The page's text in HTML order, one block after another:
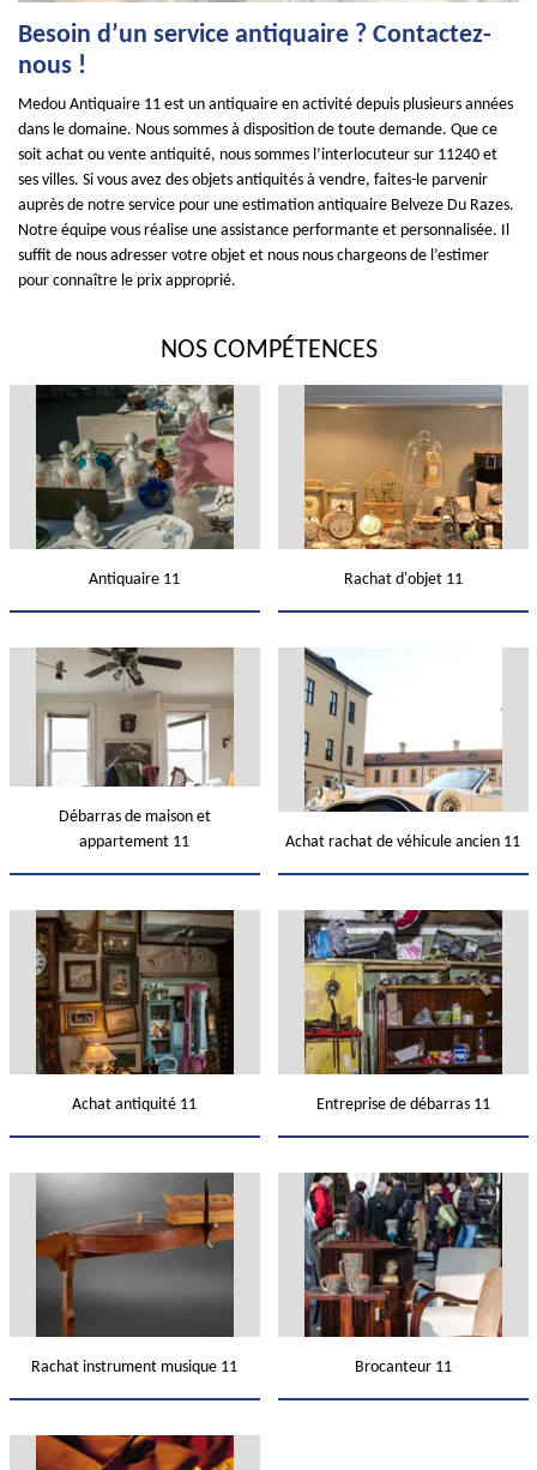
Besoin d’un service antiquaire ? Contactez-
nous !
Medou Antiquaire 11 est un antiquaire en activité depuis plusieurs années
dans le domaine. Nous sommes à disposition de toute demande. Que ce
soit achat ou vente antiquité, nous sommes l’interlocuteur sur 11240 et
ses villes. Si vous avez des objets antiquités à vendre, faites-le parvenir
auprès de notre service pour une estimation antiquaire Belveze Du Razes.
Notre équipe vous réalise une assistance performante et personnalisée. Il
suffit de nous adresser votre objet et nous nous chargeons de l’estimer
pour connaître le prix approprié.
NOS COMPÉTENCES
Antiquaire 11 Rachat d'objet 11
Débarras de maison et
appartement 11
Achat rachat de véhicule ancien 11
Achat antiquité 11 Entreprise de débarras 11
Rachat instrument musique 11 Brocanteur 11